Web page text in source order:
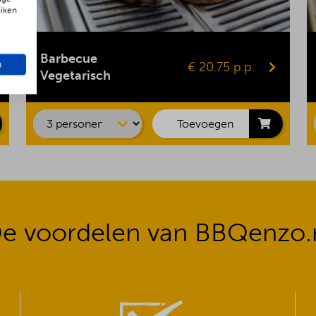
Barbecue
Vegetarisch
€ 20.75 p.p.
Vegaburger
Groentespies
Portobello
Toevoegen
voordelen van